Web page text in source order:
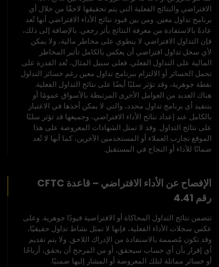
الافتراضي والنتائج الفعلية التي يتم تحقيقها لاحقًا من خلال أي
برنامج تداول معين. ومن بين قيود نتائج الأداء الافتراضي أنها تُعد
عادةً بالاستفادة من معرفة النتائج بأثر رجعي. بالإضافة إلى ذلك،
فإن التداول الافتراضي لا ينطوي على مخاطر مالية، ولا يمكن
لأي سجل تداول افتراضي أن يعكس بالكامل تأثير المخاطر
المالية على التداول الفعلي. فعلى سبيل المثال، تُعد القدرة على
تحمل الخسائر أو الالتزام ببرنامج تداول معين رغم خسائر التداول
نقطة جوهرية، وقد تؤثر سلبًا أيضًا على نتائج التداول الفعلية.
هناك العديد من العوامل الأخرى المرتبطة بالأسواق عمومًا أو
بتنفيذ أي برنامج تداول محدد، والتي لا يمكن أخذها في الاعتبار
بالكامل عند إعداد نتائج الأداء الافتراضي، وجميعها قد تؤثر سلبًا
على نتائج التداول. وقد لا تمثل الشهادات المعروضة على هذا
الموقع تجارب العملاء أو المستخدمين الآخرين، كما أنها لا تُعد
ضمانًا للأداء أو النجاح في المستقبل.
الإفصاح عن الأداء الافتراضي – قاعدة CFTC
رقم 4.41
تتضمن نتائج التداول المحاكاة أو الافتراضية قيودًا جوهرية. وعلى
عكس سجلات الأداء الفعلية، فإنها لا تمثل نشاط تداول حقيقيًا،
وقد تكون مُصممة بالاستفادة من الإدراك اللاحق. ولا يتم تقديم
أي إقرار بأن أي حساب سيحقق، أو من المرجح أن يحقق، أرباحًا
أو خسائر مماثلة لتلك المعروضة أو المشار إليها ضمنيًا.